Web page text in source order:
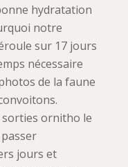
hydratation
notre
sur 17 jours
nécessaire
de la faune
sorties ornitho le
jours et